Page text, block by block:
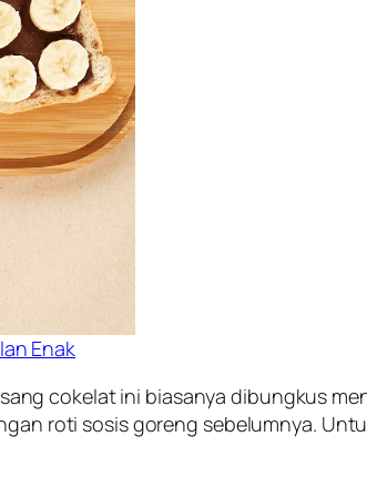
Enak
cokelat ini biasanya dibungkus
roti sosis goreng sebelumnya.